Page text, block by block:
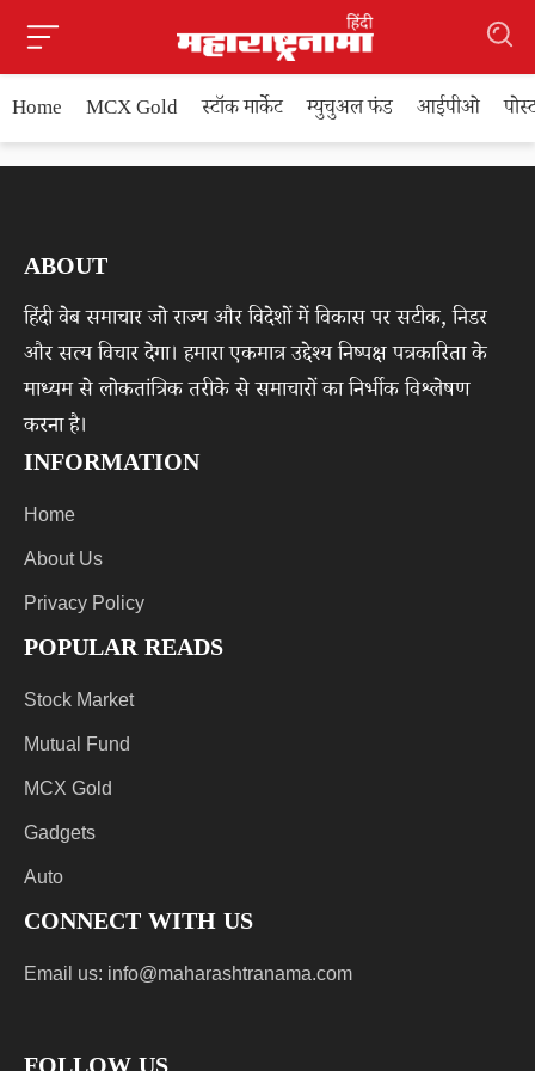
Home MCX Gold स्टॉक मार्केट म्युचुअल फंड आईपीओ
ABOUT
हिंदी वेब समाचार जो राज्य और विदेशों में विकास पर सटीक, निडर
और सत्य विचार देगा। हमारा एकमात्र उद्देश्य निष्पक्ष पत्रकारिता के
माध्यम से लोकतांत्रिक तरीके से समाचारों का निर्भीक विश्लेषण
करना है।
INFORMATION
Home
About Us
Privacy Policy
POPULAR READS
Stock Market
Mutual Fund
MCX Gold
Gadgets
Auto
CONNECT WITH US
Email us: info@maharashtranama.com